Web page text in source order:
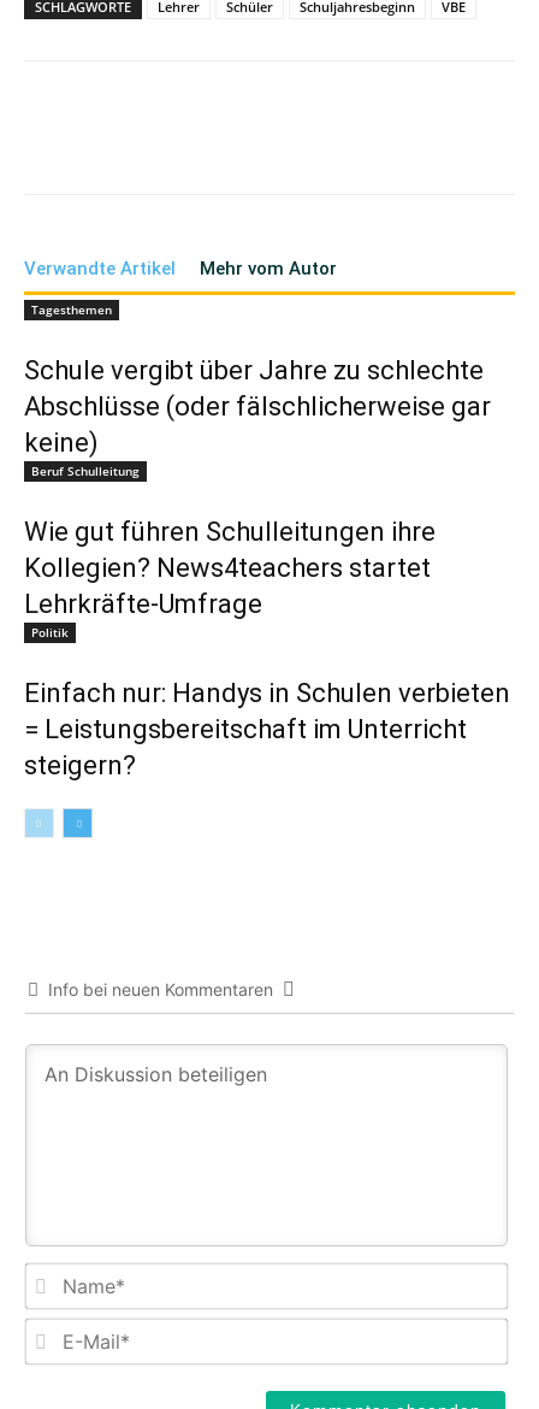
SCHLAGWORTE Lehrer Schüler Schuljahresbeginn VBE
Verwandte Artikel Mehr vom Autor
Tagesthemen
Schule vergibt über Jahre zu schlechte
Abschlüsse (oder fälschlicherweise gar
keine)
Beruf Schulleitung
Wie gut führen Schulleitungen ihre
Kollegien? News4teachers startet
Lehrkräfte-Umfrage
Politik
Einfach nur: Handys in Schulen verbieten
= Leistungsbereitschaft im Unterricht
steigern?
Info bei neuen Kommentaren
E-